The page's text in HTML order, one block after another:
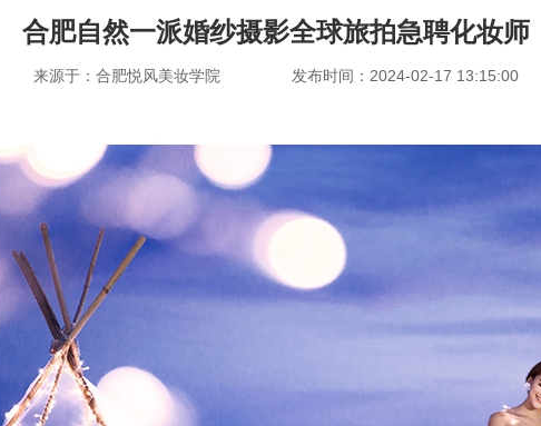
合肥自然一派婚纱摄影全球旅拍急聘化妆师
来源于：合肥悦风美妆学院 发布时间：2024-02-17 13:15:00